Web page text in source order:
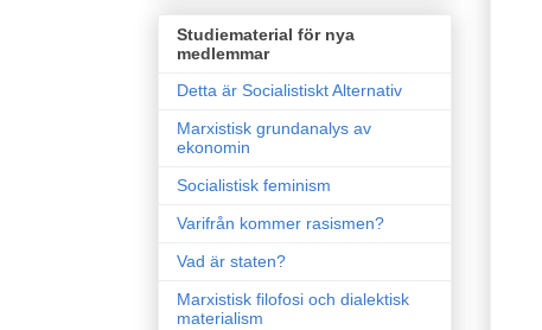
Studiematerial för nya
medlemmar
Detta är Socialistiskt Alternativ
Marxistisk grundanalys av
ekonomin
Socialistisk feminism
Varifrån kommer rasismen?
Vad är staten?
Marxistisk filofosi och dialektisk
materialism